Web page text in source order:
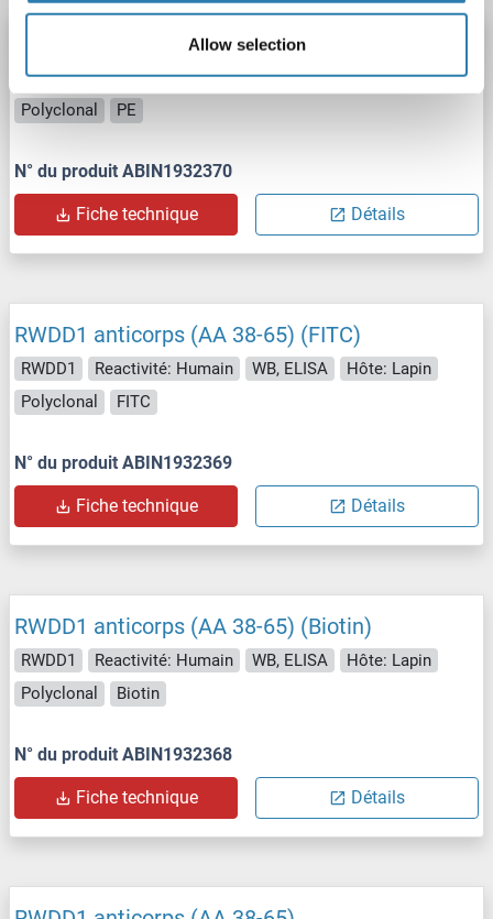
Allow selection
RWDD1 anticorps (AA 38-65) (PE)
RWDD1 Reactivité: Humain WB, ELISA
Hôte: Lapin
Polyclonal
PE
N° du produit ABIN1932370
Fiche technique Détails
RWDD1 anticorps (AA 38-65) (FITC)
RWDD1 Reactivité: Humain WB, ELISA
Hôte: Lapin
Polyclonal
FITC
N° du produit ABIN1932369
Fiche technique Détails
RWDD1 anticorps (AA 38-65) (Biotin)
RWDD1 Reactivité: Humain WB, ELISA
Hôte: Lapin
Polyclonal
Biotin
N° du produit ABIN1932368
Fiche technique Détails